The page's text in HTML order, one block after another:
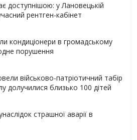
доступнішою: у Лановецькій
рентген-кабінет
кондиціонери в громадському
порушення
військово-патріотичний табір
долучилися близько 100 дітей
страшної аварії в